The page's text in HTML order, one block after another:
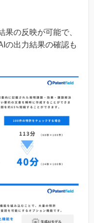
の反映が可能で、
の出力結果の確認も